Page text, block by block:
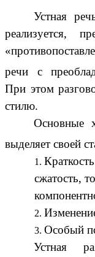
Устная
реализуется,
речи с
При этом
стилю.
Основные
выделяет своей
сжатость,
Особый
Устная